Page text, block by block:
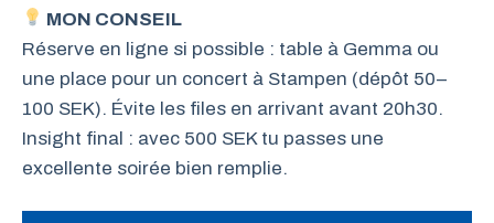
MON CONSEIL
Réserve en ligne si possible : table à Gemma ou
une place pour un concert à Stampen (dépôt 50–
100 SEK). Évite les files en arrivant avant 20h30.
Insight final : avec 500 SEK tu passes une
excellente soirée bien remplie.